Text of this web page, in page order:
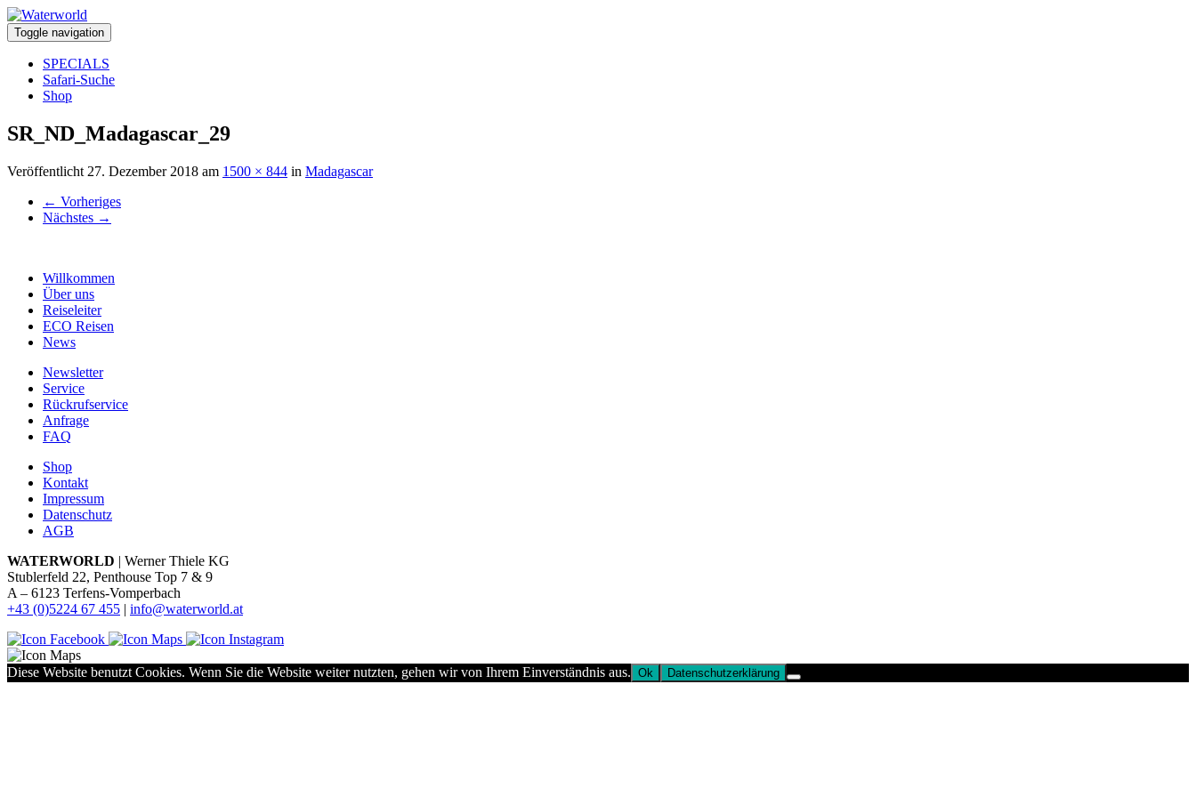
Toggle navigation
SPECIALS
Safari-Suche
Shop
SR_ND_Madagascar_29
Veröffentlicht 27. Dezember 2018 am 1500 × 844 in Madagascar
← Vorheriges
Nächstes →
Willkommen
Über uns
Reiseleiter
ECO Reisen
News
Newsletter
Service
Rückrufservice
Anfrage
FAQ
Shop
Kontakt
Impressum
Datenschutz
AGB
WATERWORLD | Werner Thiele KG
Stublerfeld 22, Penthouse Top 7 & 9
A – 6123 Terfens-Vomperbach
+43 (0)5224 67 455 | info@waterworld.at
Diese Website benutzt Cookies. Wenn Sie die Website weiter nutzten, gehen wir von Ihrem Einverständnis aus. Ok Datenschutzerklärung